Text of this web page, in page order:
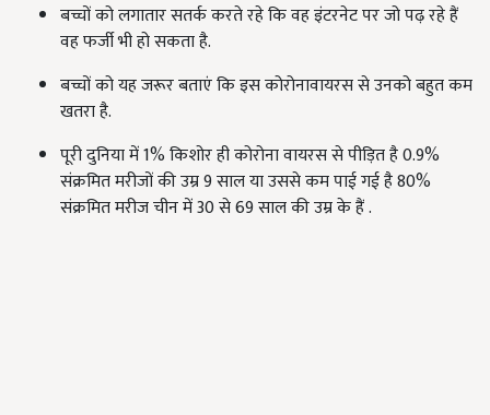
बच्चों को लगातार सतर्क करते रहे कि वह इंटरनेट पर जो पढ़ रहे हैं
वह फर्जी भी हो सकता है.
बच्चों को यह जरूर बताएं कि इस कोरोनावायरस से उनको बहुत कम
खतरा है.
पूरी दुनिया में 1% किशोर ही कोरोना वायरस से पीड़ित है 0.9%
संक्रमित मरीजों की उम्र 9 साल या उससे कम पाई गई है 80%
संक्रमित मरीज चीन में 30 से 69 साल की उम्र के हैं .